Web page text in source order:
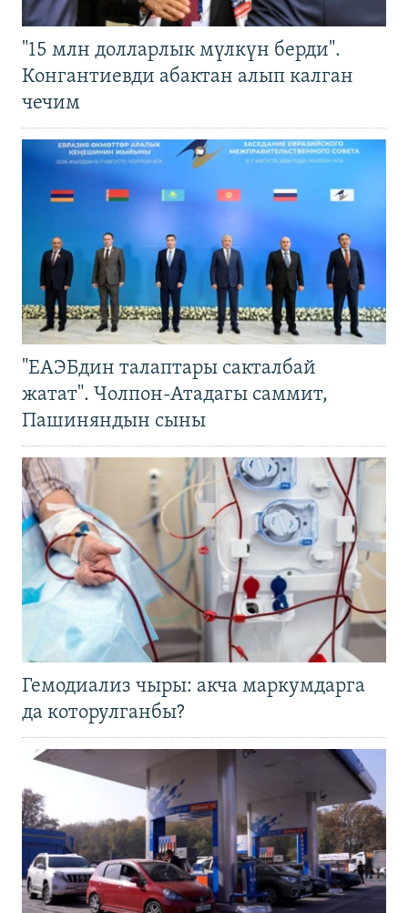
"15 млн долларлык мүлкүн берди".
Конгантиевди абактан алып калган
чечим
"ЕАЭБдин талаптары сакталбай
жатат". Чолпон-Атадагы саммит,
Пашиняндын сыны
Гемодиализ чыры: акча маркумдарга
да которулганбы?